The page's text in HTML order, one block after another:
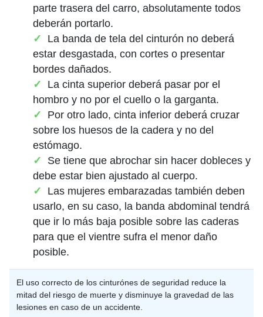
parte trasera del carro, absolutamente todos
deberán portarlo.
La banda de tela del cinturón no deberá
estar desgastada, con cortes o presentar
bordes dañados.
La cinta superior deberá pasar por el
hombro y no por el cuello o la garganta.
Por otro lado, cinta inferior deberá cruzar
sobre los huesos de la cadera y no del
estómago.
Se tiene que abrochar sin hacer dobleces y
debe estar bien ajustado al cuerpo.
Las mujeres embarazadas también deben
usarlo, en su caso, la banda abdominal tendrá
que ir lo más baja posible sobre las caderas
para que el vientre sufra el menor daño
posible.
El uso correcto de los cinturónes de seguridad reduce la
mitad del riesgo de muerte y disminuye la gravedad de las
lesiones en caso de un accidente.